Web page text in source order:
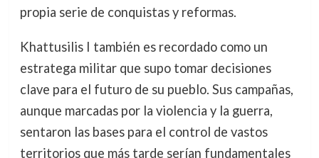
propia serie de conquistas y reformas.
Khattusilis I también es recordado como un
estratega militar que supo tomar decisiones
clave para el futuro de su pueblo. Sus campañas,
aunque marcadas por la violencia y la guerra,
sentaron las bases para el control de vastos
territorios que más tarde serían fundamentales